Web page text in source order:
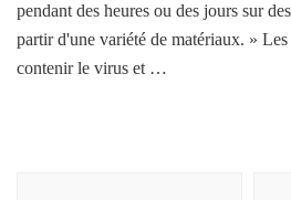
pendant des heures ou des jours sur
partir d'une variété de matériaux. »
contenir le virus et …